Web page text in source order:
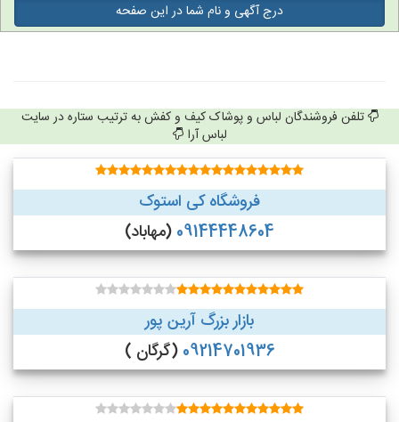
درج آگهی و نام شما در این صفحه
تلفن فروشندگان لباس و پوشاک کیف و کفش به ترتیب ستاره در سایت
لباس آرا
فروشگاه کی استوک
09144448604 (مهاباد)
بازار بزرگ آرین پور
09214701936 (گرگان )